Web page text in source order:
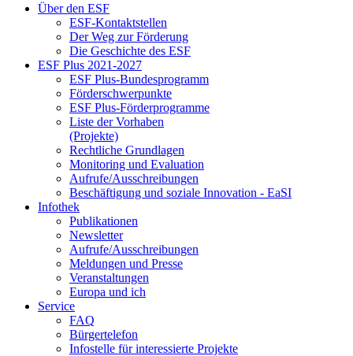
Über den ESF
ESF-Kon­takt­stel­len
Der Weg zur För­de­rung
Die Ge­schich­te des ESF
ESF Plus 2021-2027
ESF Plus-Bun­des­pro­gramm
För­der­schwer­punk­te
ESF Plus-För­der­pro­gram­me
Lis­te der Vor­ha­ben
(Pro­jek­te)
Recht­li­che Grund­la­gen
Mo­ni­to­ring und Eva­lua­ti­on
Auf­ru­fe/Aus­schrei­bun­gen
Be­schäf­ti­gung und so­zia­le In­no­va­ti­on - Ea­SI
In­fo­thek
Pu­bli­ka­tio­nen
Newslet­ter
Auf­ru­fe/Aus­schrei­bun­gen
Mel­dun­gen und Pres­se
Ver­an­stal­tun­gen
Eu­ro­pa und ich
Ser­vice
FAQ
Bür­ger­te­le­fon
In­fo­stel­le für in­ter­es­sier­te Pro­jek­te